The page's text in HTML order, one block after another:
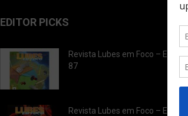
EDITOR PICKS
Revista Lubes em Foco – Edição
87
Revista Lubes em Foco – Edição